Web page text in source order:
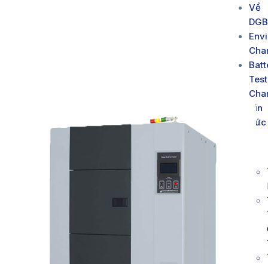
Về
Test
Tin
Tức